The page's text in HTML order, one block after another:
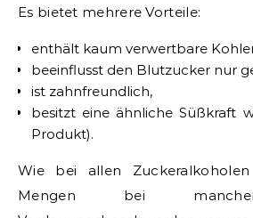
Es bietet mehrere Vorteile:
enthält kaum verwertbare
beeinflusst den Blutzucker nur
ist zahnfreundlich,
besitzt eine ähnliche Süßkraft
Produkt).
Wie bei allen
Mengen bei